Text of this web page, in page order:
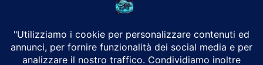
CHI SIAMO
Alground Geopolitica e Cyberwarfare.
Da una idea di Brunilde Trizio